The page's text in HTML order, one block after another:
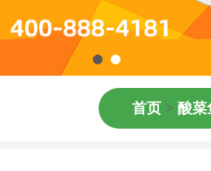
首页 > 酸菜